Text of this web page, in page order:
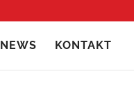
NEWS KONTAKT